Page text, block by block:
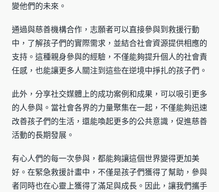
變他們的未來。
通過與慈善機構合作，志願者可以直接參與到救援行動
中，了解孩子們的實際需求，並結合社會資源提供相應的
支持。這種親身參與的經驗，不僅能夠提升個人的社會責
任感，也能讓更多人關注到這些在逆境中掙扎的孩子們。
此外，分享社交媒體上的成功案例和成果，可以吸引更多
的人參與。當社會各界的力量聚集在一起，不僅能夠迅速
改善孩子們的生活，還能喚起更多的公共意識，促進慈善
活動的長期發展。
有心人們的每一次參與，都能夠讓這個世界變得更加美
好。在緊急救援計畫中，不僅是孩子們獲得了幫助，參與
者同時也在心靈上獲得了滿足與成長。因此，讓我們攜手